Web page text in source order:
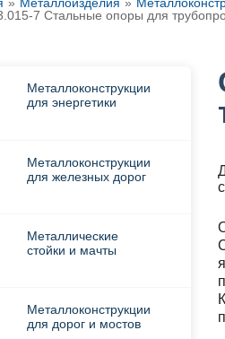
7 Стальные опоры для
Металлоконструкции
для энергетики
Металлоконструкции
для железных дорог
Металлические
стойки и мачты
Металлоконструкции
для дорог и мостов